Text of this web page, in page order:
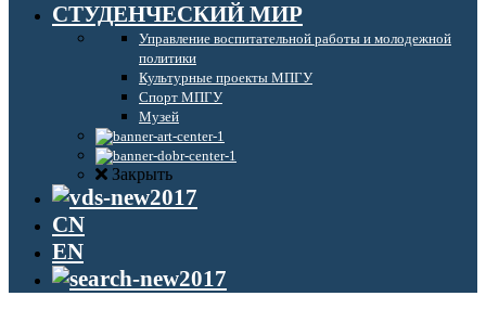
СТУДЕНЧЕСКИЙ МИР
Управление воспитательной работы и молодежной
политики
Культурные проекты МПГУ
Спорт МПГУ
Музей
Закрыть
CN
EN